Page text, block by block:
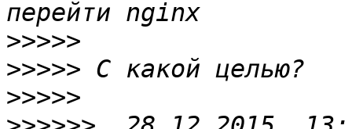
>>>>>
>>>>>
>>>>>